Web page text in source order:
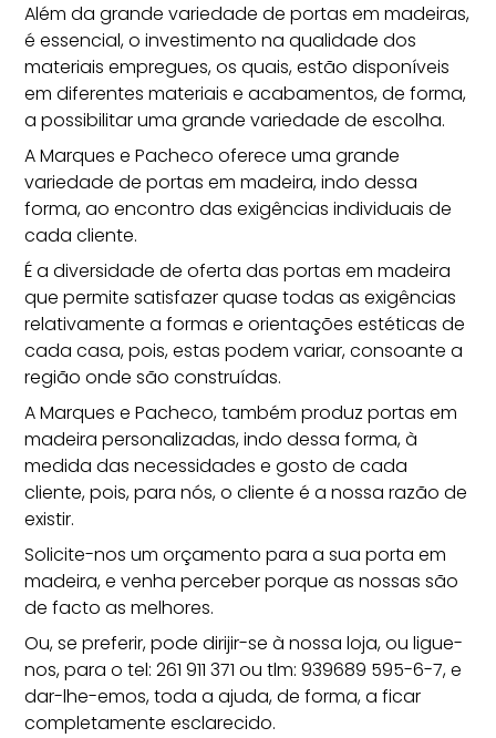
Além da grande variedade de portas em madeiras,
é essencial, o investimento na qualidade dos
materiais empregues, os quais, estão disponíveis
em diferentes materiais e acabamentos, de forma,
a possibilitar uma grande variedade de escolha.
AMarques e Pacheco oferece uma grande
variedade de portas em madeira, indo dessa
forma, ao encontro das exigências individuais de
cada cliente.
É a diversidade de oferta das portas em madeira
que permite satisfazer quase todas as exigências
relativamente a formas e orientações estéticas de
cada casa, pois, estas podem variar, consoante a
região onde são construídas.
A Marques e Pacheco, também produz portas em
madeira personalizadas, indo dessa forma, à
medida das necessidades e gosto de cada
cliente, pois, para nós, o cliente é a nossa razão de
existir.
Solicite-nos umorçamento para a sua porta em
madeira, e venha perceber porque as nossas são
de facto as melhores.
Ou, se preferir, pode dirijir-se à nossa loja, ou ligue-
nos, para o tel: 261 911 371 ou tlm: 939689 595-6-7, e
dar-lhe-emos, toda a ajuda, de forma, a ficar
completamente esclarecido.